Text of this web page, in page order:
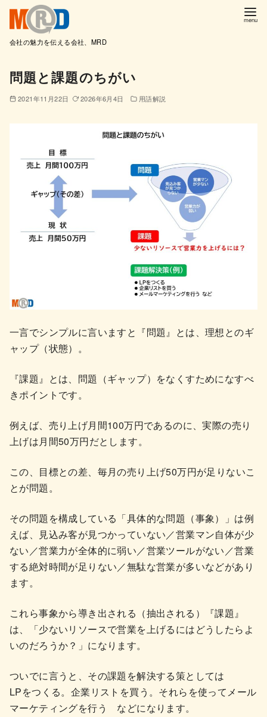
会社の魅力を伝える会社、MRD
問題と課題のちがい
2021年11月22日 2026年6月4日 用語解説
一言でシンプルに言いますと『問題』とは、理想とのギ
ャップ（状態）。
『課題』とは、問題（ギャップ）をなくすためになすべ
きポイントです。
例えば、売り上げ月間100万円であるのに、実際の売り
上げは月間50万円だとします。
この、目標との差、毎月の売り上げ50万円が足りないこ
とが問題。
その問題を構成している「具体的な問題（事象）」は例
えば、見込み客が見つかっていない／営業マン自体が少
ない／営業力が全体的に弱い／営業ツールがない／営業
する絶対時間が足りない／無駄な営業が多いなどがあり
ます。
これら事象から導き出される（抽出される）『課題』
は、「少ないリソースで営業を上げるにはどうしたらよ
いのだろうか？」になります。
ついでに言うと、その課題を解決する策としては
LPをつくる。企業リストを買う。それらを使ってメール
マーケティングを行う などになります。